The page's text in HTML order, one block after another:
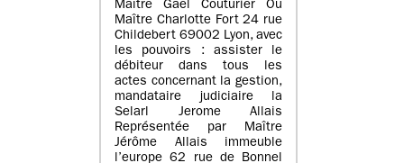
Maître Gaël Couturier Ou
Maître Charlotte Fort 24 rue
Childebert 69002 Lyon, avec
les pouvoirs : assister le
débiteur dans tous les
actes concernant la gestion,
mandataire judiciaire la
Selarl Jerome Allais
Représentée par Maître
Jérôme Allais immeuble
l’europe 62 rue de Bonnel